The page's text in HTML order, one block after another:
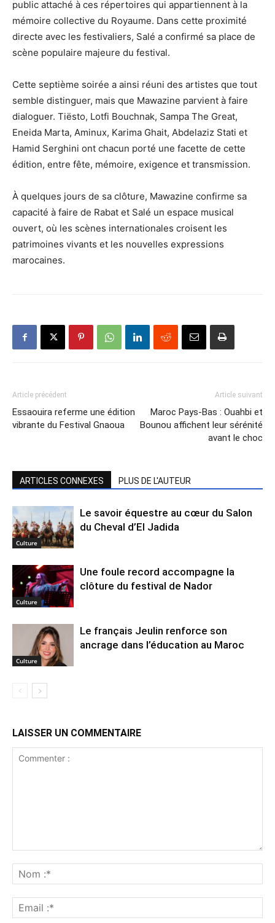
public attaché à ces répertoires qui appartiennent à la
mémoire collective du Royaume. Dans cette proximité
directe avec les festivaliers, Salé a confirmé sa place de
scène populaire majeure du festival.
Cette septième soirée a ainsi réuni des artistes que tout
semble distinguer, mais que Mawazine parvient à faire
dialoguer. Tiësto, Lotfi Bouchnak, Sampa The Great,
Eneida Marta, Aminux, Karima Ghait, Abdelaziz Stati et
Hamid Serghini ont chacun porté une facette de cette
édition, entre fête, mémoire, exigence et transmission.
À quelques jours de sa clôture, Mawazine confirme sa
capacité à faire de Rabat et Salé un espace musical
ouvert, où les scènes internationales croisent les
patrimoines vivants et les nouvelles expressions
marocaines.
Article précédent
Essaouira referme une édition
vibrante du Festival Gnaoua
Article suivant
Maroc Pays-Bas : Ouahbi et
Bounou affichent leur sérénité
avant le choc
ARTICLES CONNEXES PLUS DE L'AUTEUR
Culture
Le savoir équestre au cœur du Salon
du Cheval d’El Jadida
Culture
Une foule record accompagne la
clôture du festival de Nador
Culture
Le français Jeulin renforce son
ancrage dans l’éducation au Maroc
LAISSER UN COMMENTAIRE